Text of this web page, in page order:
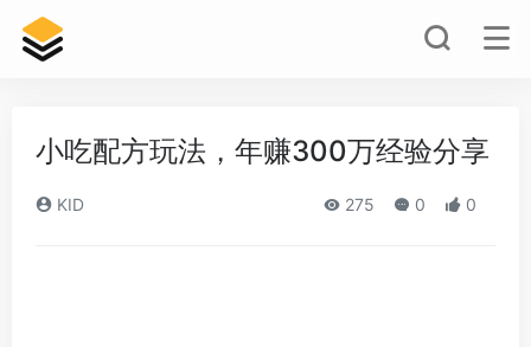
小吃配方玩法，年赚300万经验分享
KID 275 0 0